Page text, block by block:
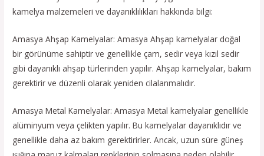
kamelya malzemeleri ve dayanıklılıkları hakkında bilgi:
Amasya Ahşap Kamelyalar: Amasya Ahşap kamelyalar doğal
bir görünüme sahiptir ve genellikle çam, sedir veya kızıl sedir
gibi dayanıklı ahşap türlerinden yapılır. Ahşap kamelyalar, bakım
gerektirir ve düzenli olarak yeniden cilalanmalıdır.
Amasya Metal Kamelyalar: Amasya Metal kamelyalar genellikle
alüminyum veya çelikten yapılır. Bu kamelyalar dayanıklıdır ve
genellikle daha az bakım gerektirirler. Ancak, uzun süre güneş